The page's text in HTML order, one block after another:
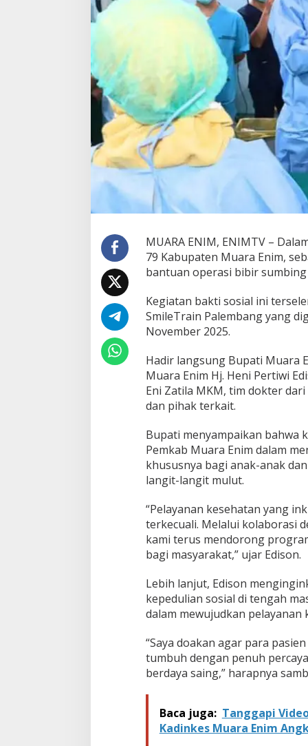
E
n
m
1
7
a
s
i
e
r
u
m
b
i
g
D
a
p
t
O
p
e
r
s
G
r
a
i
s
MUARA ENIM, ENIMTV –
79 Kabupaten Muara Enim,
bantuan operasi bibir sumbing
Kegiatan bakti sosial ini
SmileTrain Palembang yang
November 2025.
Hadir langsung Bupati Muara
Muara Enim Hj. Heni Pertiwi
Eni Zatila MKM, tim dokter
dan pihak terkait.
Bupati menyampaikan bahwa
Pemkab Muara Enim dalam
khususnya bagi anak-anak
langit-langit mulut.
“Pelayanan kesehatan yang
terkecuali. Melalui kolaborasi
kami terus mendorong
bagi masyarakat,” ujar Edison.
Lebih lanjut, Edison
kepedulian sosial di tengah
dalam mewujudkan
“Saya doakan agar para
tumbuh dengan penuh
berdaya saing,” harapnya
Baca juga: Tanggapi
Kadinkes Muara Enim